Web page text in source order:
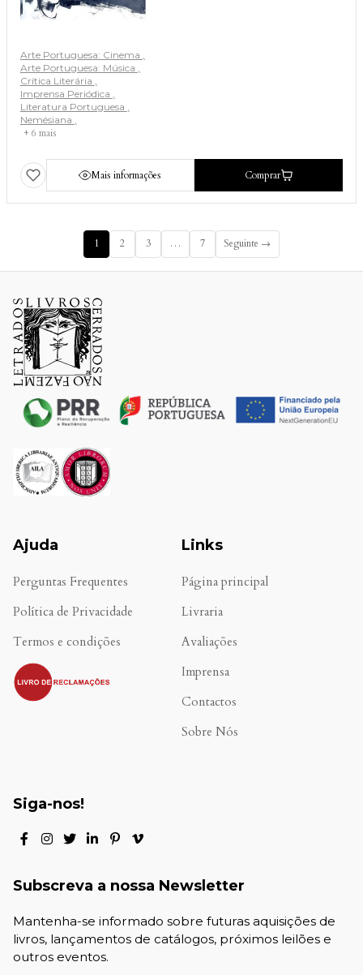
Arte Portuguesa: Cinema
Arte Portuguesa: Música
Crítica Literária
Imprensa Periódica
Literatura Portuguesa
Nemésiana
+ 6 mais
Mais informações Comprar
1 2 3 … 7 Seguinte →
Ajuda
Perguntas Frequentes
Política de Privacidade
Termos e condições
.
Links
Página principal
Livraria
Avaliações
Imprensa
Contactos
Sobre Nós
Siga-nos!
Subscreva a nossa Newsletter
Mantenha-se informado sobre futuras aquisições de
livros, lançamentos de catálogos, próximos leilões e
outros eventos.